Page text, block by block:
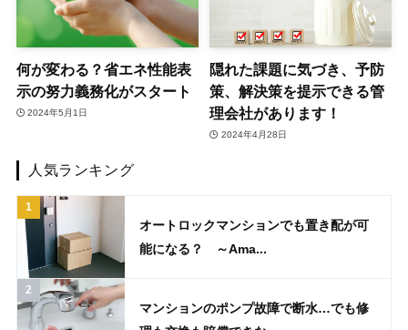
何が変わる？省エネ性能表
示の努力義務化がスタート
2024年5月1日
隠れた課題に気づき、予防
策、解決策を提示できる管
理会社があります！
2024年4月28日
人気ランキング
オートロックマンションでも置き配が可
能になる？ ～Ama...
マンションのポンプ故障で断水…でも修